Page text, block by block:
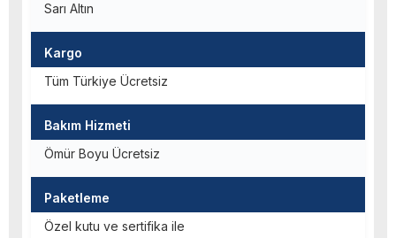
Sarı Altın
Kargo
Tüm Türkiye Ücretsiz
Bakım Hizmeti
Ömür Boyu Ücretsiz
Paketleme
Özel kutu ve sertifika ile